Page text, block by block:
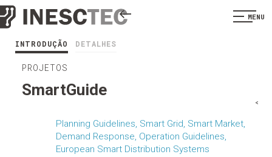
MENU
INTRODUÇÃO DETALHES
PROJETOS
SmartGuide
Planning Guidelines, Smart Grid, Smart Market,
Demand Response, Operation Guidelines,
European Smart Distribution Systems
<